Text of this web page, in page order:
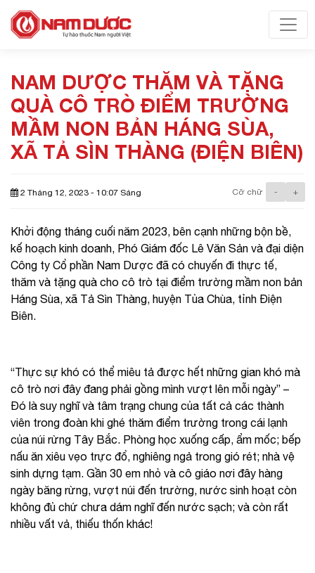
NAM DƯỢC THĂM VÀ TẶNG
QUÀ CÔ TRÒ ĐIỂM TRƯỜNG
MẦM NON BẢN HÁNG SÙA,
XÃ TẢ SÌN THÀNG (ĐIỆN BIÊN)
2 Tháng 12, 2023 - 10:07 Sáng Cỡ chữ - +
Khởi động tháng cuối năm 2023, bên cạnh những bộn bề,
kế hoạch kinh doanh, Phó Giám đốc Lê Văn Sản và đại diện
Công ty Cổ phần Nam Dược đã có chuyến đi thực tế,
thăm và tặng quà cho cô trò tại điểm trường mầm non bản
Háng Sùa, xã Tả Sìn Thàng, huyện Tủa Chùa, tỉnh Điện
Biên.
“Thực sự khó có thể miêu tả được hết những gian khó mà
cô trò nơi đây đang phải gồng mình vượt lên mỗi ngày” –
Đó là suy nghĩ và tâm trạng chung của tất cả các thành
viên trong đoàn khi ghé thăm điểm trường trong cái lạnh
của núi rừng Tây Bắc. Phòng học xuống cấp, ẩm mốc; bếp
nấu ăn xiêu vẹo trực đổ, nghiêng ngả trong gió rét; nhà vệ
sinh dựng tạm. Gần 30 em nhỏ và cô giáo nơi đây hàng
ngày băng rừng, vượt núi đến trường, nước sinh hoạt còn
không đủ chứ chưa dám nghĩ đến nước sạch; và còn rất
nhiều vất vả, thiếu thốn khác!